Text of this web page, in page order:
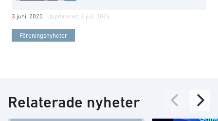
3 juni, 2020 | Uppdaterad: 3 juli, 2024
Föreningsnyheter
Relaterade nyheter